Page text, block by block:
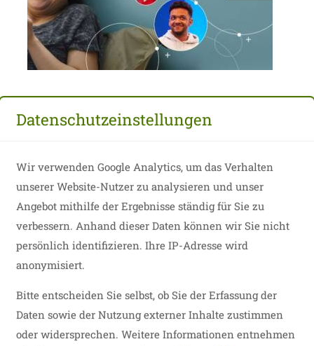
zurück
Datenschutzeinstellungen
Wir verwenden Google Analytics, um das Verhalten
unserer Website-Nutzer zu analysieren und unser
Angebot mithilfe der Ergebnisse ständig für Sie zu
verbessern. Anhand dieser Daten können wir Sie nicht
persönlich identifizieren. Ihre IP-Adresse wird
anonymisiert.
Bitte entscheiden Sie selbst, ob Sie der Erfassung der
Daten sowie der Nutzung externer Inhalte zustimmen
oder widersprechen. Weitere Informationen entnehmen